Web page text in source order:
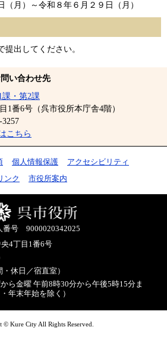
（月）～令和８年６月２９日（月）
提出してください。
い合わせ先
課・第2課
1番6号（呉市役所本庁舎4階）
3257
こちら
個人情報保護
アクセシビリティ
ンク 市役所案内
番号 9000020342025
4丁目1番6号
休日／宿直室）
ら金曜 午前8時30分から午後5時15分ま
年末年始を除く）
© Kure City All Rights Reserved.